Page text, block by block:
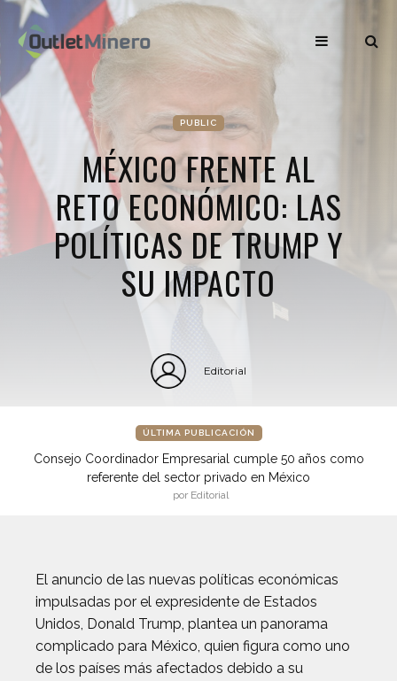
PUBLIC
MÉXICO FRENTE AL
RETO ECONÓMICO: LAS
POLÍTICAS DE TRUMP Y
SU IMPACTO
Editorial
ÚLTIMA PUBLICACIÓN
Consejo Coordinador Empresarial cumple 50 años como
referente del sector privado en México
por Editorial
El anuncio de las nuevas políticas económicas
impulsadas por el expresidente de Estados
Unidos, Donald Trump, plantea un panorama
complicado para México, quien figura como uno
de los países más afectados debido a su